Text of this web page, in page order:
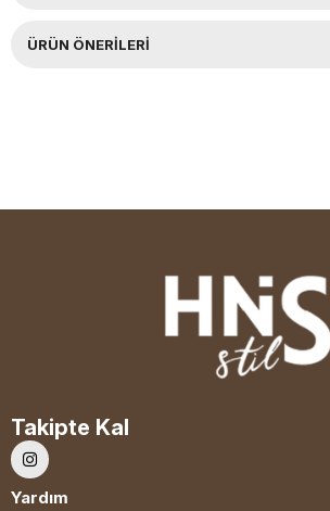
ÜRÜN ÖNERILERI
Takipte Kal
Yardım